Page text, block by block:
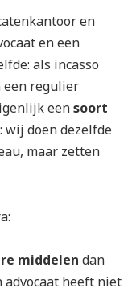
en
en een
als incasso
een regulier
eensoort
wij doen dezelfde
maar zetten
middelen dan
advocaat heeft niet